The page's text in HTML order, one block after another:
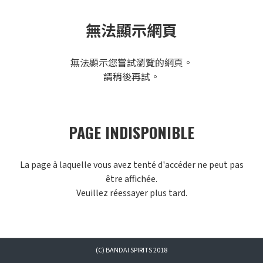
無法顯示網頁
無法顯示您嘗試瀏覽的網頁。
請稍後再試。
PAGE INDISPONIBLE
La page à laquelle vous avez tenté d'accéder ne peut pas
être affichée.
Veuillez réessayer plus tard.
(C) BANDAI SPIRITS 2018